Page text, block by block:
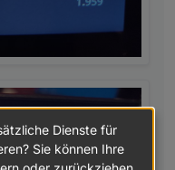
Dienste für
Sie können Ihre